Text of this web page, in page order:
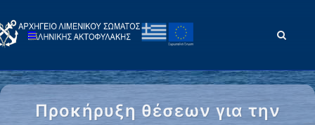
Προκήρυξη θέσεων για την